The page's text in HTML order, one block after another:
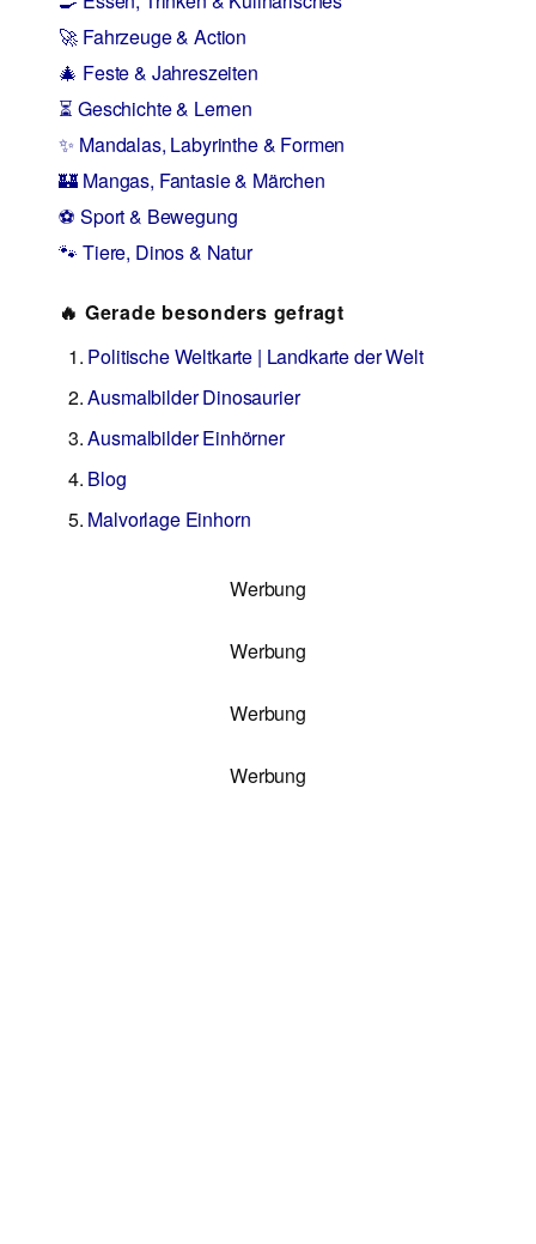
🚀 Fahrzeuge & Action
🎄 Feste & Jahreszeiten
⏳ Geschichte & Lernen
✨ Mandalas, Labyrinthe & Formen
🏰 Mangas, Fantasie & Märchen
⚽ Sport & Bewegung
🐾 Tiere, Dinos & Natur
🔥 Gerade besonders gefragt
Politische Weltkarte | Landkarte der Welt
Ausmalbilder Dinosaurier
Ausmalbilder Einhörner
Blog
Malvorlage Einhorn
Werbung
Werbung
Werbung
Werbung